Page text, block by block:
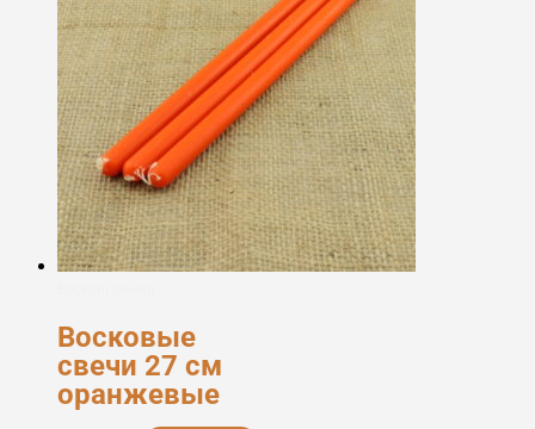
Восковые
свечи 27 см
оранжевые